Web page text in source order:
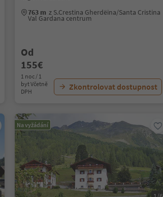
763 m z S.Crestina Gherdëina/Santa Cristina
Val Gardana centrum
Od
155€
1 noc / 1
byt Včetně
DPH
Zkontrolovat dostupnost
Na vyžádání